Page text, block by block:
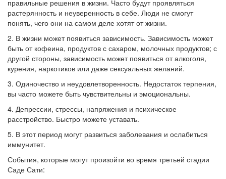
правильные решения в жизни. Часто будут проявляться
растерянность и неуверенность в себе. Люди не смогут
понять, чего они на самом деле хотят от жизни.
2. В жизни может появиться зависимость. Зависимость может
быть от кофеина, продуктов с сахаром, молочных продуктов; с
другой стороны, зависимость может появиться от алкоголя,
курения, наркотиков или даже сексуальных желаний.
3. Одиночество и неудовлетворенность. Недостаток терпения,
вы часто можете быть чувствительны и эмоциональны.
4. Депрессии, стрессы, напряжения и психическое
расстройство. Быстро можете уставать.
5. В этот период могут развиться заболевания и ослабиться
иммунитет.
События, которые могут произойти во время третьей стадии
Саде Сати: